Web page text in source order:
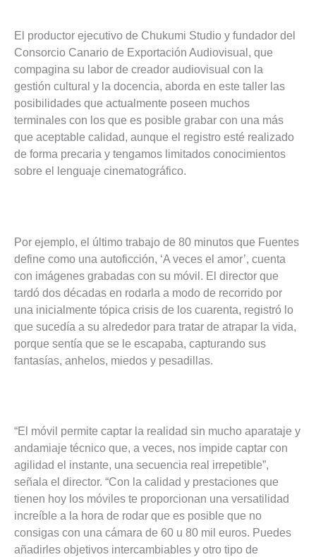
El productor ejecutivo de Chukumi Studio y fundador del
Consorcio Canario de Exportación Audiovisual, que
compagina su labor de creador audiovisual con la
gestión cultural y la docencia, aborda en este taller las
posibilidades que actualmente poseen muchos
terminales con los que es posible grabar con una más
que aceptable calidad, aunque el registro esté realizado
de forma precaria y tengamos limitados conocimientos
sobre el lenguaje cinematográfico.
Por ejemplo, el último trabajo de 80 minutos que Fuentes
define como una autoficción, ‘A veces el amor’, cuenta
con imágenes grabadas con su móvil. El director que
tardó dos décadas en rodarla a modo de recorrido por
una inicialmente tópica crisis de los cuarenta, registró lo
que sucedía a su alrededor para tratar de atrapar la vida,
porque sentía que se le escapaba, capturando sus
fantasías, anhelos, miedos y pesadillas.
“El móvil permite captar la realidad sin mucho aparataje y
andamiaje técnico que, a veces, nos impide captar con
agilidad el instante, una secuencia real irrepetible”,
señala el director. “Con la calidad y prestaciones que
tienen hoy los móviles te proporcionan una versatilidad
increíble a la hora de rodar que es posible que no
consigas con una cámara de 60 u 80 mil euros. Puedes
añadirles objetivos intercambiables y otro tipo de